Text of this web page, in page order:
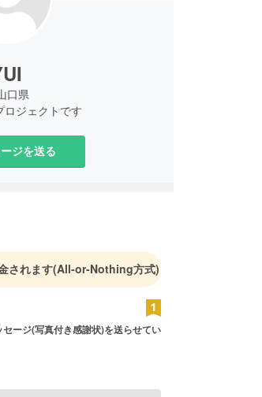
口県
ロジェクトです
ジを送る
されます(All-or-Nothing方式)
ージ(写真付き感謝状)を送らせてい